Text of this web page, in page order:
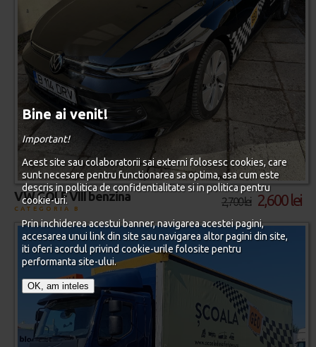
2,700 lei 2,600 lei
VW GOLF VIII benzina
CATEGORIA B
Bine ai venit!
Important!
Acest site sau colaboratorii sai externi folosesc cookies, care
sunt necesare pentru functionarea sa optima, asa cum este
descris in politica de confidentialitate si in politica pentru
cookie-uri.
Prin inchiderea acestui banner, navigarea acestei pagini,
accesarea unui link din site sau navigarea altor pagini din site,
iti oferi acordul privind cookie-urile folosite pentru
performanta site-ului.
OK, am inteles